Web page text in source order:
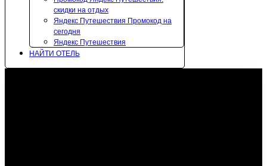
скидки на отдых
Яндекс Путешествия Промокод на
сегодня
Яндекс Путешествия
НАЙТИ ОТЕЛЬ